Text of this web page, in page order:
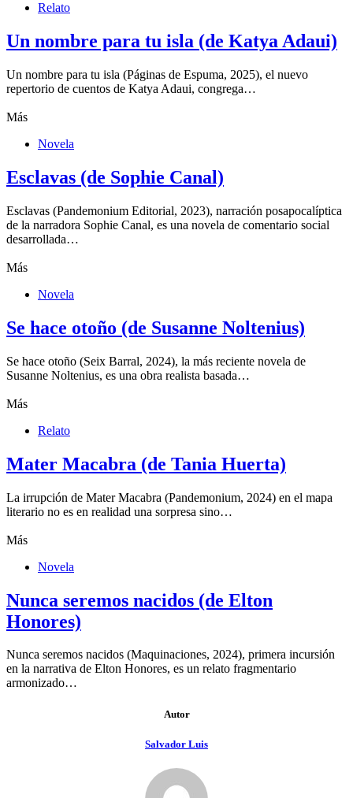
Relato
Un nombre para tu isla (de Katya Adaui)
Un nombre para tu isla (Páginas de Espuma, 2025), el nuevo
repertorio de cuentos de Katya Adaui, congrega…
Más
Novela
Esclavas (de Sophie Canal)
Esclavas (Pandemonium Editorial, 2023), narración posapocalíptica
de la narradora Sophie Canal, es una novela de comentario social
desarrollada…
Más
Novela
Se hace otoño (de Susanne Noltenius)
Se hace otoño (Seix Barral, 2024), la más reciente novela de
Susanne Noltenius, es una obra realista basada…
Más
Relato
Mater Macabra (de Tania Huerta)
La irrupción de Mater Macabra (Pandemonium, 2024) en el mapa
literario no es en realidad una sorpresa sino…
Más
Novela
Nunca seremos nacidos (de Elton
Honores)
Nunca seremos nacidos (Maquinaciones, 2024), primera incursión
en la narrativa de Elton Honores, es un relato fragmentario
armonizado…
Autor
Salvador Luis